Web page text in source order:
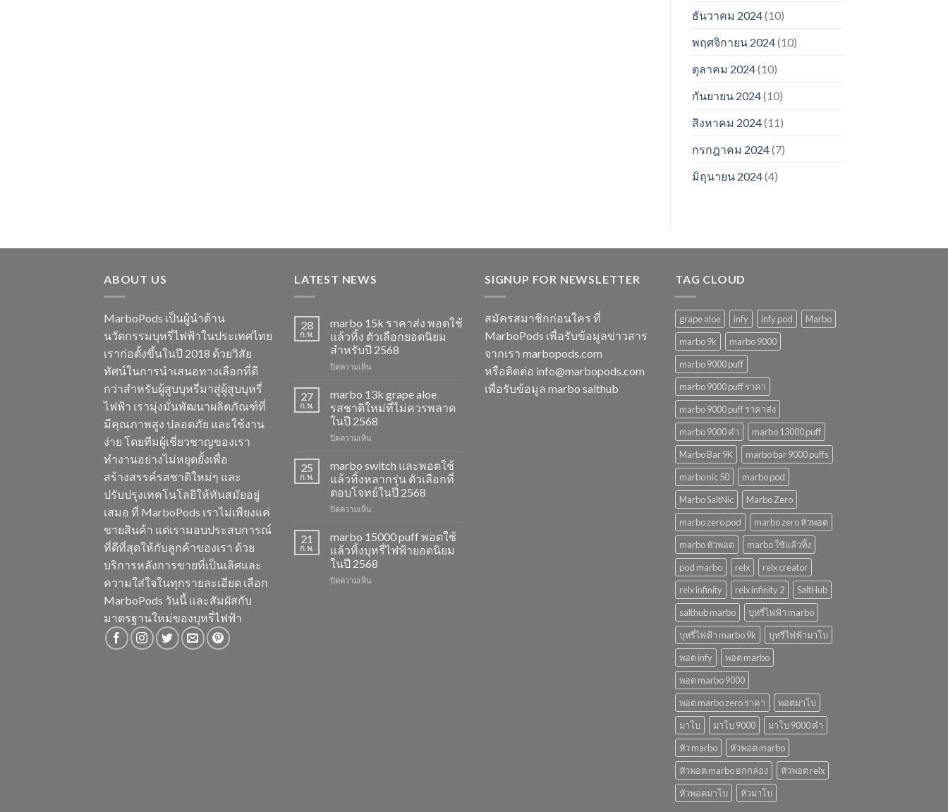
ธันวาคม 2024(10)
พฤศจิกายน 2024(10)
ตุลาคม 2024(10)
กันยายน 2024(10)
สิงหาคม 2024(11)
กรกฎาคม 2024(7)
มิถุนายน 2024(4)
ABOUT US
MarboPods เป็นผู้นำด้าน
นวัตกรรมบุหรี่ไฟฟ้าในประเทศไทย
เราก่อตั้งขึ้นในปี 2018 ด้วยวิสัย
ทัศน์ในการนำเสนอทางเลือกที่ดี
กว่าสำหรับผู้สูบบุหรี่มาสู่ผู้สูบบุหรี่
ไฟฟ้า เรามุ่งมั่นพัฒนาผลิตภัณฑ์ที่
มีคุณภาพสูง ปลอดภัย และใช้งาน
ง่าย โดยทีมผู้เชี่ยวชาญของเรา
ทำงานอย่างไม่หยุดยั้งเพื่อ
สร้างสรรค์รสชาติใหม่ๆ และ
ปรับปรุงเทคโนโลยีให้ทันสมัยอยู่
เสมอ ที่ MarboPods เราไม่เพียงแค่
ขายสินค้า แต่เรามอบประสบการณ์
ที่ดีที่สุดให้กับลูกค้าของเรา ด้วย
บริการหลังการขายที่เป็นเลิศและ
ความใส่ใจในทุกรายละเอียด เลือก
MarboPods วันนี้ และสัมผัสกับ
มาตรฐานใหม่ของบุหรี่ไฟฟ้า
LATEST NEWS
28
ก.พ.
marbo 15k ราคาส่ง พอตใช้
แล้วทิ้ง ตัวเลือกยอดนิยม
สำหรับปี 2568
ปิดความเห็น
15k
ราคา
ส่ง
พอต
ใช้
ทิ้ง
เลือก
ยอด
นิยม
ปี
2568
27
ก.พ.
marbo 13k grape aloe
รสชาติใหม่ที่ไม่ควรพลาด
ในปี 2568
ปิดความเห็น
13k
grape
aloe
รสชาติ
ใหม่
ไม่
ควร
พลาด
ในปี
2568
25
ก.พ.
marbo switch และพอตใช้
แล้วทิ้งหลากรุ่น ตัวเลือกที่
ตอบโจทย์ในปี 2568
ปิดความเห็น
switch
และ
พอต
ใช้
แล้ว
21
ก.พ.
marbo 15000 puff พอตใช้
แล้วทิ้งบุหรี่ไฟฟ้ายอดนิยม
ในปี 2568
ปิดความเห็น
SIGNUP FOR NEWSLETTER
สมัครสมาชิกก่อนใคร ที่
MarboPods เพื่อรับข้อมูลข่าวสาร
จากเรา marbopods.com
หรือติดต่อ info@marbopods.com
เพื่อรับข้อมูล marbo salthub
TAG CLOUD
grape aloe infy infy pod
Marbo
marbo 9k
marbo 9000
marbo 9000 puff
marbo 9000 puff ราคา
marbo 9000 puff ราคาส่ง
marbo 9000 คํา
marbo 13000 puff
Marbo Bar 9K
marbo bar 9000 puffs
marbo nic 50
marbo pod
Marbo SaltNic
Marbo Zero
marbo zero pod
marbo zero หัวพอต
marbo หัวพอต
marbo ใช้แล้วทิ้ง
pod marbo
relx
relx creator
relx infinity
relx infinity 2
SaltHub
salthub marbo
บุหรี่ไฟฟ้า marbo
บุหรี่ไฟฟ้า marbo 9k
บุหรี่ไฟฟ้ามาโบ
พอต infy
พอต marbo
พอต marbo 9000
พอต marbo zero ราคา
พอตมาโบ
มาโบ
มาโบ 9000
มาโบ 9000 คํา
หัว marbo
หัวพอต marbo
หัวพอต marbo ยกกล่อง
หัวพอต relx
หัวพอตมาโบ
หัวมาโบ